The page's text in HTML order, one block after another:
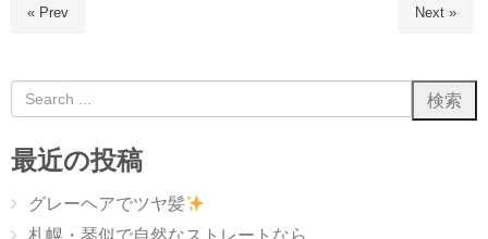
« Prev Next »
最近の投稿
グレーヘアでツヤ髪
札幌・琴似で自然なストレートなら